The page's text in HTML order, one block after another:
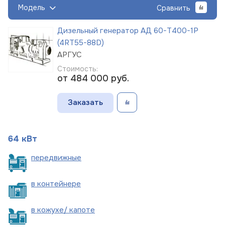
Модель Сравнить
Дизельный генератор АД 60-Т400-1Р
(4RT55-88D)
АРГУС
Стоимость:
от 484 000 руб.
Заказать
64 кВт
передвижные
в контейнере
в кожухе/ капоте